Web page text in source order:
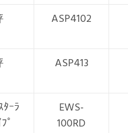
ASP4102
ASP413
ﾀｰﾗ
ﾟ
EWS-
100RD